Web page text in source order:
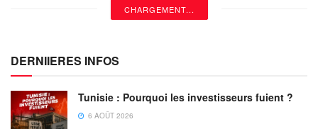
CHARGEMENT...
DERNIIERES INFOS
Tunisie : Pourquoi les investisseurs fuient ?
6 AOÛT 2026